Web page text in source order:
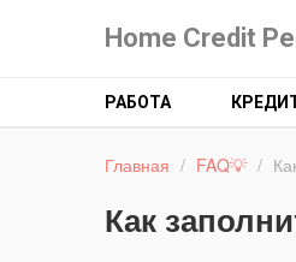
Home Credit
РАБОТА
Главная / FAQ💡 /
Как